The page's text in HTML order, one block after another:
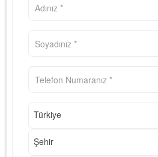
Türkiye
Şehir